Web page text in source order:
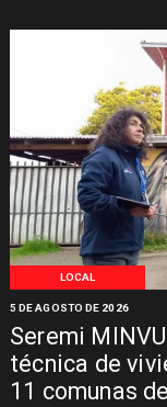
LOCAL
Seremi
técnica de
11 comunas
5 DE AGOSTO DE 2026